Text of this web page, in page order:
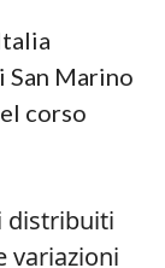
San Marino
corso
distribuiti
variazioni